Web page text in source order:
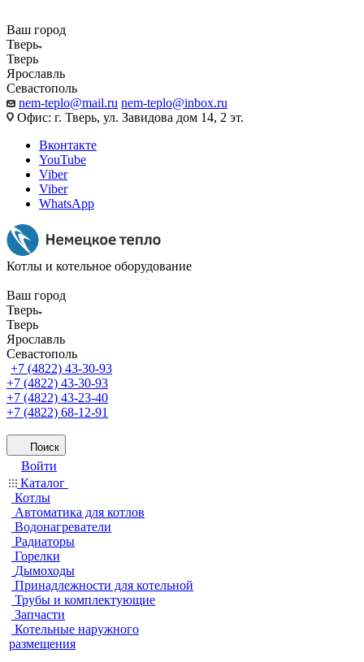
Ваш город
Тверь
Тверь
Ярославль
Севастополь
nem-teplo@mail.ru nem-teplo@inbox.ru
Офис: г. Тверь, ул. Завидова дом 14, 2 эт.
Вконтакте
YouTube
Viber
Viber
WhatsApp
Котлы и котельное оборудование
Ваш город
Тверь
Тверь
Ярославль
Севастополь
+7 (4822) 43-30-93
+7 (4822) 43-30-93
+7 (4822) 43-23-40
+7 (4822) 68-12-91
Поиск
Войти
Каталог
Котлы
Автоматика для котлов
Водонагреватели
Радиаторы
Горелки
Дымоходы
Принадлежности для котельной
Трубы и комплектующие
Запчасти
Котельные наружного
размещения